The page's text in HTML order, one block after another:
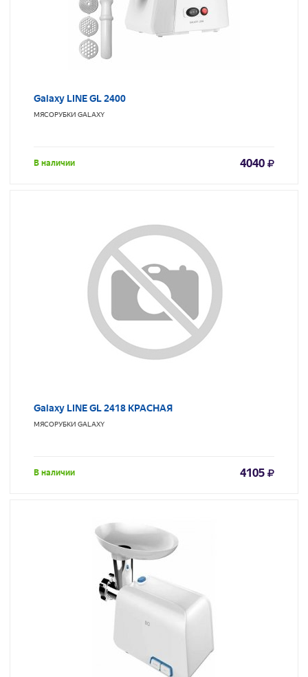
Galaxy LINE GL 2400
МЯСОРУБКИ GALAXY
В наличии 4040
Galaxy LINE GL 2418 КРАСНАЯ
МЯСОРУБКИ GALAXY
В наличии 4105